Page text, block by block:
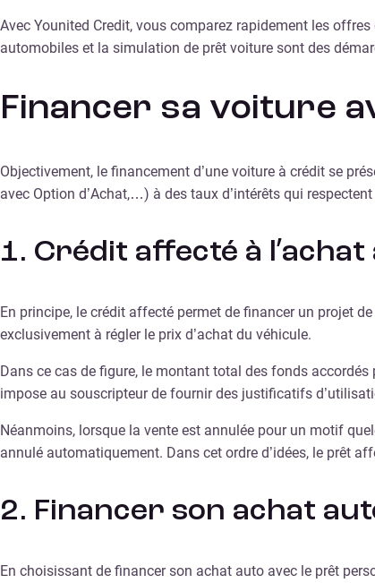
Avec Younited Credit, vous comparez rapidement les
automobiles et la simulation de prêt voiture sont des
Financer sa voiture
Objectivement, le financement d’une voiture à crédit se
avec Option d’Achat,…) à des taux d’intérêts qui
1. Crédit affecté à l’achat
En principe, le crédit affecté permet de financer un projet
exclusivement à régler le prix d’achat du véhicule.
Dans ce cas de figure, le montant total des fonds accordés
impose au souscripteur de fournir des justificatifs
Néanmoins, lorsque la vente est annulée pour un motif
annulé automatiquement. Dans cet ordre d’idées, le prêt
2. Financer son achat
En choisissant de financer son achat auto avec le prêt